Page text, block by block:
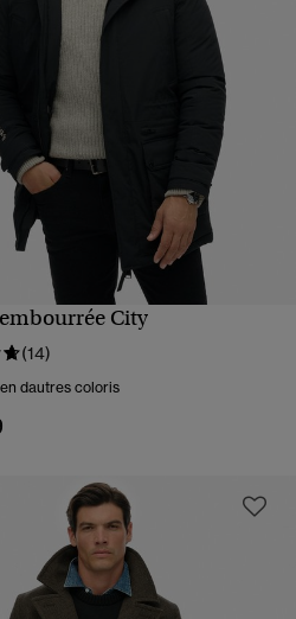
APERÇU RAPIDE
City
(14)
dautres coloris